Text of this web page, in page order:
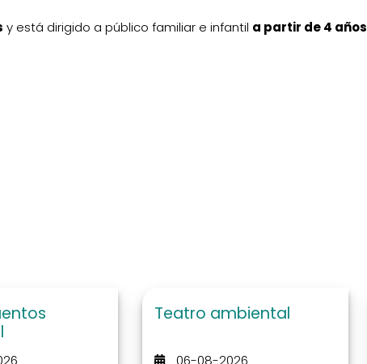
y está dirigido a público familiar e infantil a partir de 4 años
Teatro ambiental
06-08-2026